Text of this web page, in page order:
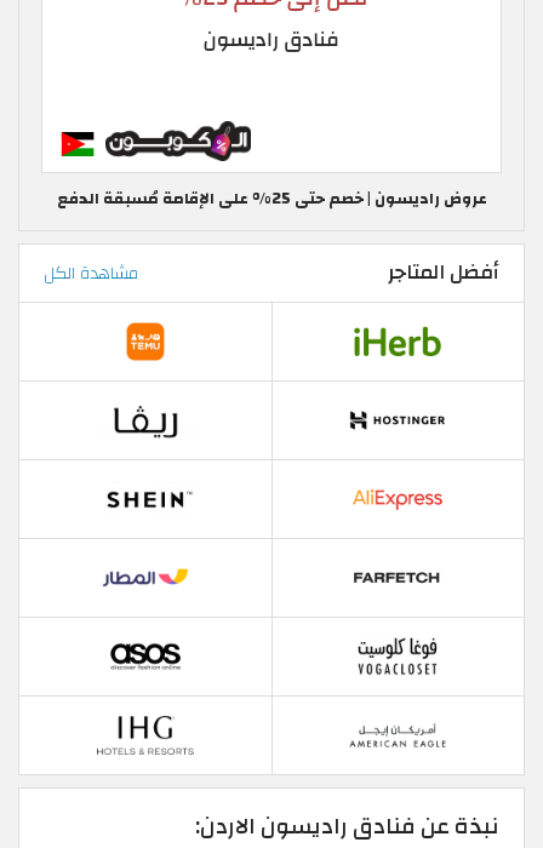
عروض راديسون | خصم حتى 25% على الإقامة مُسبقة الدفع
أفضل المتاجر مشاهدة الكل
نبذة عن فنادق راديسون الاردن: